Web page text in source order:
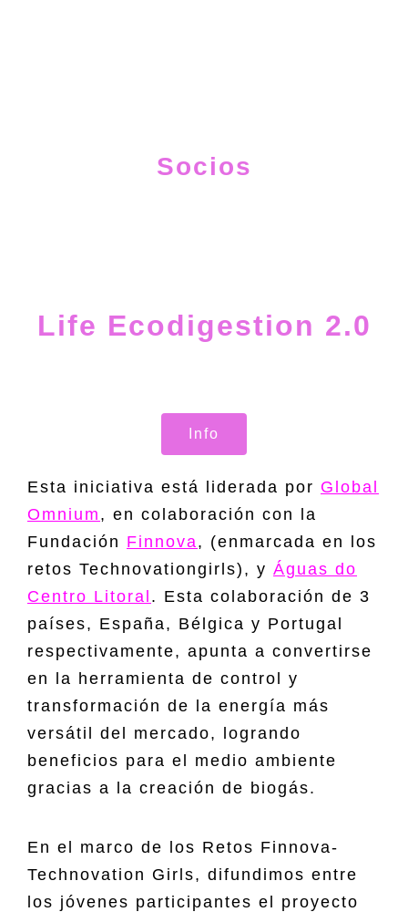
Socios
Life Ecodigestion 2.0
Info
Esta iniciativa está liderada por Global
Omnium , en colaboración con la
Fundación Finnova, (enmarcada en los
retos Technovationgirls), y Águas do
Centro Litoral . Esta colaboración de 3
países, España, Bélgica y Portugal
respectivamente, apunta a convertirse
en la herramienta de control y
transformación de la energía más
versátil del mercado, logrando
beneficios para el medio ambiente
gracias a la creación de biogás.
En el marco de los Retos Finnova-
Technovation Girls, difundimos entre
los jóvenes participantes el proyecto